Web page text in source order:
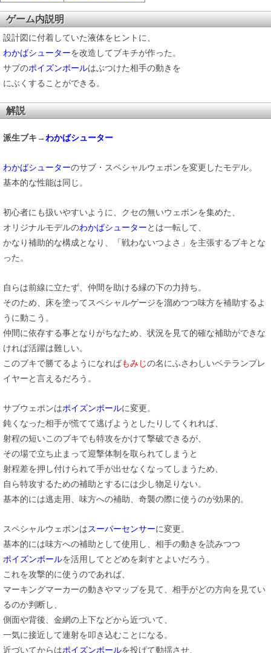
ゲーム内説明
設計図に付着していた液体をヒントに、
わかばシューターを改造してブキチが作った。
サブのポイズンボールはぶつけた相手の動きを
にぶくすることができる。
解説
派生ブキ→ わかばシューター
わかばシューターのサブ・スペシャルウェポンを変更したモデル。
基本的な性能は同じ。
初心者にも扱いやすいように、クセの無いウェポンを集めた、
オリジナルモデルのわかばシューター とは一転して、
かなり補助的な構成となり、「戦わないつよさ」を主張するブキとな
った。
自らは前線に立たず、仲間を助ける縁の下の力持ち。
そのため、床を塗ってスペシャルゲージを溜めつつ味方を補助するよ
うに動こう。
仲間に依存する事となりがちなため、状況を見て的確な補助ができな
ければ活躍は難しい。
このブキで勝てるようになればもみじの名にふさわしいベテランプレ
イヤーと言えるだろう。
サブウェポンはポイズンボールに変更。
鈍くなった相手が慌てて逃げようとしたりしてくれれば、
射程の短いこのブキでも特攻をかけて撃破できるが、
その場で立ち止まって迎撃体制を取られてしまうと
射程差を押し付けられて手が出せなくなってしまうため、
自ら特攻するための補助とするには少し物足りない。
基本的には逃走用、味方への補助、奇襲の際に使うのが効果的。
スペシャルウェポンはスーパーセンサーに変更。
基本的には味方への補助として使用し、相手の動きを読みつつ
ポイズンボールを活用してとどめを刺すとよいだろう。
これを攻撃的に使うのであれば、
マーキングマーカーの動きやマップを見て、相手がどの方向を見てい
るのか判断し、
側面や背後、金網の上下などから近づいて、
一気に接近して連射を叩き込むことになる。
近づいてからはポイズンボールを投げて動揺させ、